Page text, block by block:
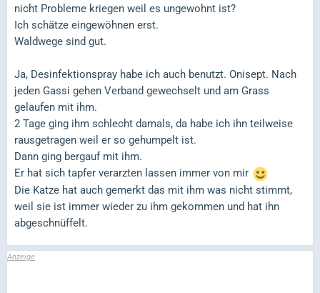
nicht Probleme kriegen weil es ungewohnt ist?
Ich schätze eingewöhnen erst.
Waldwege sind gut.
Ja, Desinfektionspray habe ich auch benutzt. Onisept. Nach
jeden Gassi gehen Verband gewechselt und am Grass
gelaufen mit ihm.
2 Tage ging ihm schlecht damals, da habe ich ihn teilweise
rausgetragen weil er so gehumpelt ist.
Dann ging bergauf mit ihm.
Er hat sich tapfer verarzten lassen immer von mir
Die Katze hat auch gemerkt das mit ihm was nicht stimmt,
weil sie ist immer wieder zu ihm gekommen und hat ihn
abgeschnüffelt.